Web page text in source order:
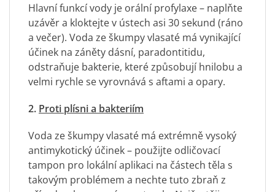
Hlavní funkcí vody je orální profylaxe – naplňte
uzávěr a kloktejte v ústech asi 30 sekund (ráno
a večer). Voda ze škumpy vlasaté má vynikající
účinek na záněty dásní, paradontitidu,
odstraňuje bakterie, které způsobují hnilobu a
velmi rychle se vyrovnává s aftami a opary.
2. Proti plísni a bakteriím
Voda ze škumpy vlasaté má extrémně vysoký
antimykotický účinek – použijte odličovací
tampon pro lokální aplikaci na částech těla s
takovým problémem a nechte tuto zbraň z